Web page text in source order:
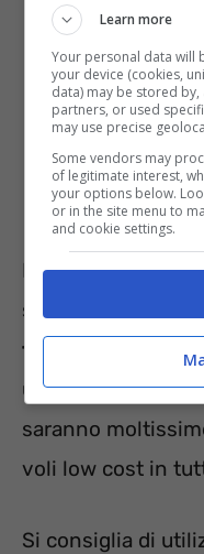
Per utilizzare la
semplici
trovare le
una cifra
saranno
voli low cost in
Si consiglia di
Learn more
Your personal data will
your device (cookies,
data) may be stored
partners, or used
may use precise
Some vendors may
of legitimate interest,
your options below.
or in the site menu to
and cookie settings.